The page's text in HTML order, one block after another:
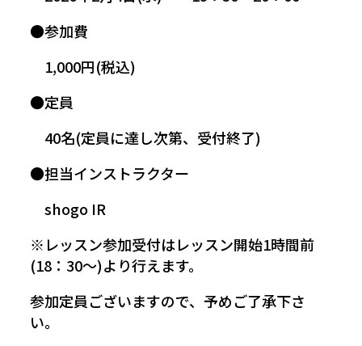
●参加費
1,000円(税込)
●定員
40名(定員に達し次第、受付終了)
●担当インストラクター
shogo IR
※レッスン参加受付はレッスン開始1時間前
(18：30～)より行えます。
参加定員ございますので、予めご了承下さ
い。